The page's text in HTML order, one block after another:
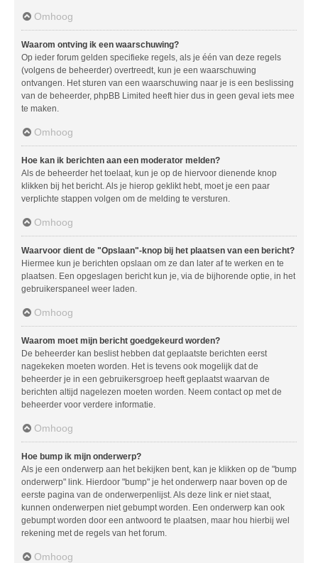
Omhoog
Waarom ontving ik een waarschuwing?
Op ieder forum gelden specifieke regels, als je één van deze regels
(volgens de beheerder) overtreedt, kun je een waarschuwing
ontvangen. Het sturen van een waarschuwing naar je is een beslissing
van de beheerder, phpBB Limited heeft hier dus in geen geval iets mee
te maken.
Omhoog
Hoe kan ik berichten aan een moderator melden?
Als de beheerder het toelaat, kun je op de hiervoor dienende knop
klikken bij het bericht. Als je hierop geklikt hebt, moet je een paar
verplichte stappen volgen om de melding te versturen.
Omhoog
Waarvoor dient de "Opslaan"-knop bij het plaatsen van een bericht?
Hiermee kun je berichten opslaan om ze dan later af te werken en te
plaatsen. Een opgeslagen bericht kun je, via de bijhorende optie, in het
gebruikerspaneel weer laden.
Omhoog
Waarom moet mijn bericht goedgekeurd worden?
De beheerder kan beslist hebben dat geplaatste berichten eerst
nagekeken moeten worden. Het is tevens ook mogelijk dat de
beheerder je in een gebruikersgroep heeft geplaatst waarvan de
berichten altijd nagelezen moeten worden. Neem contact op met de
beheerder voor verdere informatie.
Omhoog
Hoe bump ik mijn onderwerp?
Als je een onderwerp aan het bekijken bent, kan je klikken op de "bump
onderwerp" link. Hierdoor "bump" je het onderwerp naar boven op de
eerste pagina van de onderwerpenlijst. Als deze link er niet staat,
kunnen onderwerpen niet gebumpt worden. Een onderwerp kan ook
gebumpt worden door een antwoord te plaatsen, maar hou hierbij wel
rekening met de regels van het forum.
Omhoog